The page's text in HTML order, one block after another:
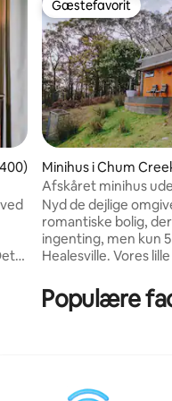
af 5 i gennemsnitlig
Gæstefavorit
Gæstefavorit
Minihus i Chum
Afskåret minihus
med bad på
Nyd de dejlige
romantiske bolig,
ingenting, men kun
Healesville. Vores lille hus, der er omgives
bæredygtig levevis,
nyder ren luksus.
Ejendommen har
Populære